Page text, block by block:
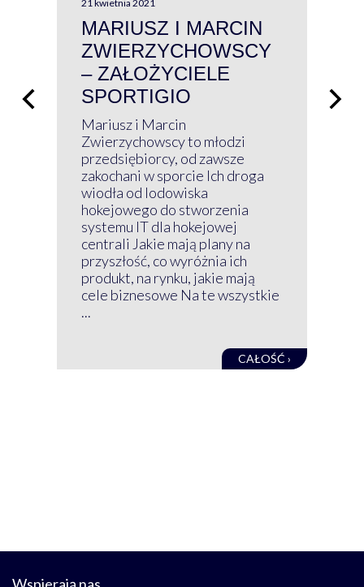
21 kwietnia 2021
MARIUSZ I MARCIN
ZWIERZYCHOWSCY
– ZAŁOŻYCIELE
SPORTIGIO
Mariusz i Marcin
Zwierzychowscy to młodzi
przedsiębiorcy, od zawsze
zakochani w sporcie Ich droga
wiodła od lodowiska
hokejowego do stworzenia
systemu IT dla hokejowej
centrali Jakie mają plany na
przyszłość, co wyróżnia ich
produkt, na rynku, jakie mają
cele biznesowe Na te wszystkie
...
CAŁOŚĆ ›